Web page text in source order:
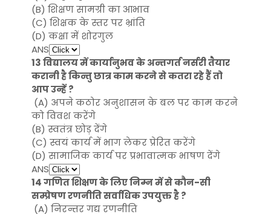
(B) शिक्षण सामग्री का आभाव
(C) शिक्षक के स्तर पर भ्रांति
(D) कक्षा में शोरगुल
ANS
13 विद्यालय में कार्यानुभव के अन्तगर्त नर्सरी तैयार
करानी है किन्तु छात्र काम करने से कतरा रहे हैं तो
आप उन्हें ?
(A) अपने कठोर अनुशासन के बल पर काम करने
को विवश करेंगे
(B) स्वतंत्र छोड़ देंगे
(C) स्वयं कार्य में भाग लेकर प्रेरित करेंगे
(D) सामाजिक कार्य पर प्रभावात्मक भाषण देंगे
ANS
14 गणित शिक्षण के लिए निम्न में से कौन-सी
सम्प्रेषण रणनीति सर्वाधिक उपयुक्त है ?
(A) निरन्तर गद्य रणनीति